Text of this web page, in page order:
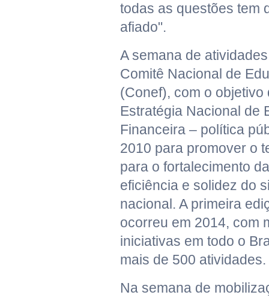
todas as questões tem
afiado".
A semana de
Comitê Nacional de
(Conef), com o objetivo
Estratégia Nacional de
Financeira – política
2010 para promover o
para o fortalecimento
eficiência e solidez do
nacional. A primeira
ocorreu em 2014, com
iniciativas em todo o
mais de 500 atividades.
Na semana de